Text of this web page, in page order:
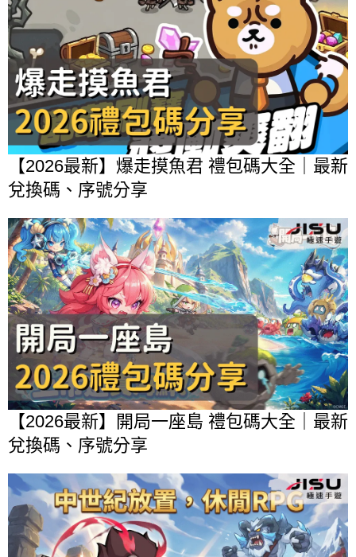
【2026最新】爆走摸魚君 禮包碼大全｜最新
兌換碼、序號分享
【2026最新】開局一座島 禮包碼大全｜最新
兌換碼、序號分享